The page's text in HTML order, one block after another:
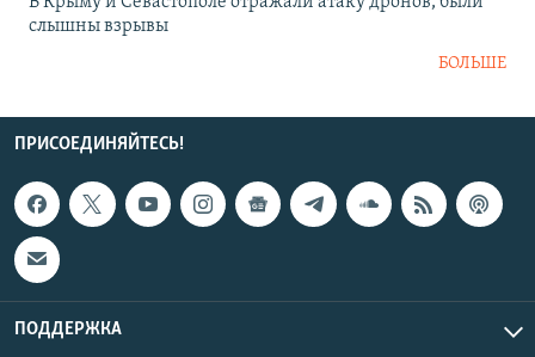
слышны взрывы
БОЛЬШЕ
ПРИСОЕДИНЯЙТЕСЬ!
ПОДДЕРЖКА